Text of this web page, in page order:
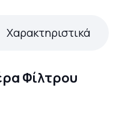
Χαρακτηριστικά
Φίλτρου